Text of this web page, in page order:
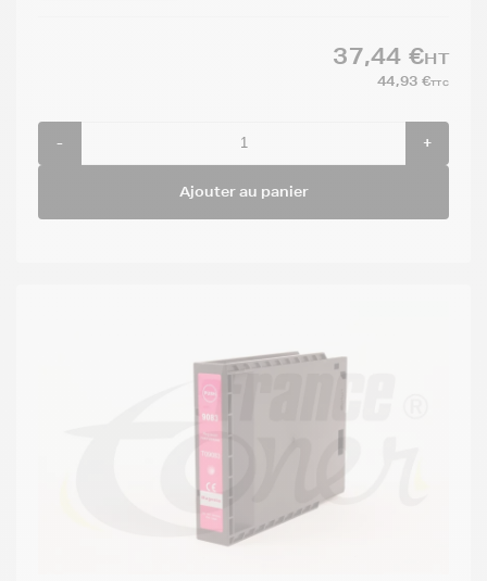
37,44 €HT
44,93 €TTC
- +
Ajouter au panier